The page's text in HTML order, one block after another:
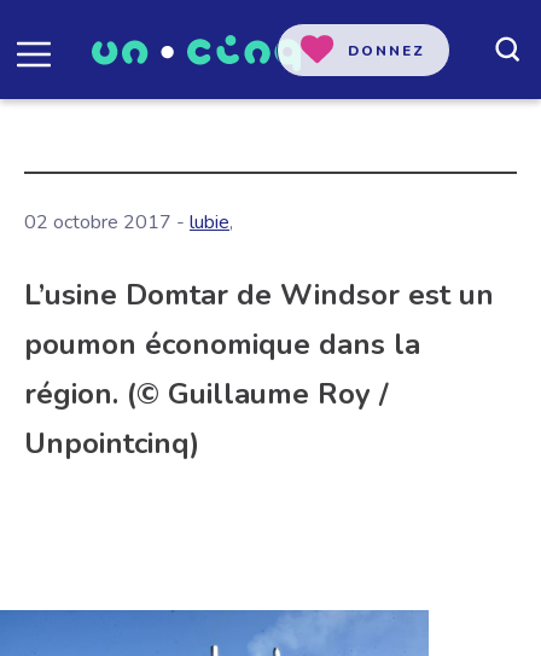
DONNEZ
02 octobre 2017 - lubie,
L’usine Domtar de Windsor est un
poumon économique dans la
région. (© Guillaume Roy /
Unpointcinq)